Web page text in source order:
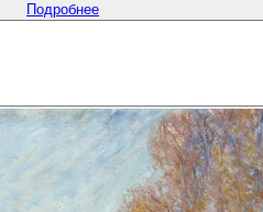
Подробнее